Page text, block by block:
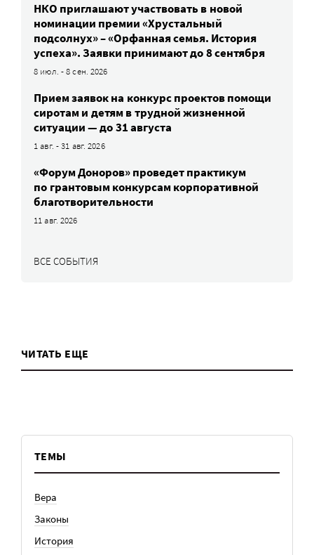
НКО приглашают участвовать в новой
номинации премии «Хрустальный
подсолнух» – «Орфанная семья. История
успеха». Заявки принимают до 8 сентября
8 июл. - 8 сен. 2026
Прием заявок на конкурс проектов помощи
сиротам и детям в трудной жизненной
ситуации — до 31 августа
1 авг. - 31 авг. 2026
«Форум Доноров» проведет практикум
по грантовым конкурсам корпоративной
благотворительности
11 авг. 2026
ВСЕ СОБЫТИЯ
ЧИТАТЬ ЕЩЕ
ТЕМЫ
Вера
Законы
История